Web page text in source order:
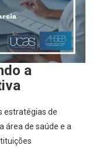
a
estratégias de
área de saúde e a